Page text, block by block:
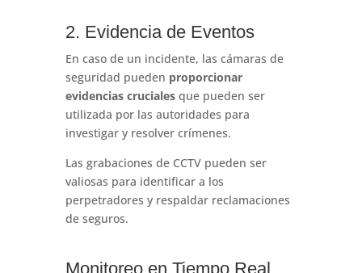
2. Evidencia de Eventos
En caso de un incidente, las cámaras de
seguridad pueden proporcionar
evidencias crucialesque pueden ser
utilizada por las autoridades para
investigar y resolver crímenes.
Las grabaciones de CCTV pueden ser
valiosas para identificar a los
perpetradores y respaldar reclamaciones
de seguros.
Monitoreo en Tiempo Real